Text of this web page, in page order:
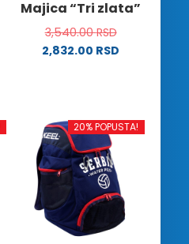
stranici
proizvoda.
Majica “Tri zlata”
3,540.00RSD
2,832.00 RSD
više
varijanti.
Opcije
mogu
biti
izabrane
na
20% POPUSTA!